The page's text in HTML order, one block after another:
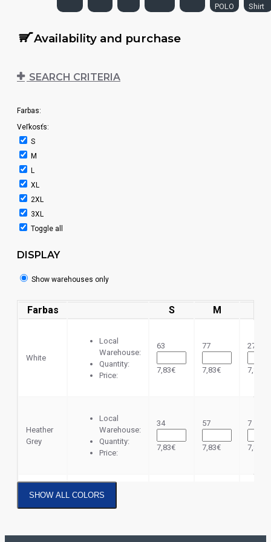
POLO Shirt
Availability and purchase
SEARCH CRITERIA
Farbas:
Veľkosťs:
S
M
L
XL
2XL
3XL
Toggle all
DISPLAY
Show warehouses only
Farbas S M
White
Local
Warehouse:
Quantity:
Price:
63
7,83€
77
7,83€
277
7,83€
Heather
Grey
Local
Warehouse:
Quantity:
Price:
34
7,83€
57
7,83€
7
7,83€
Azure
Local
Warehouse:
SHOW ALL COLORS